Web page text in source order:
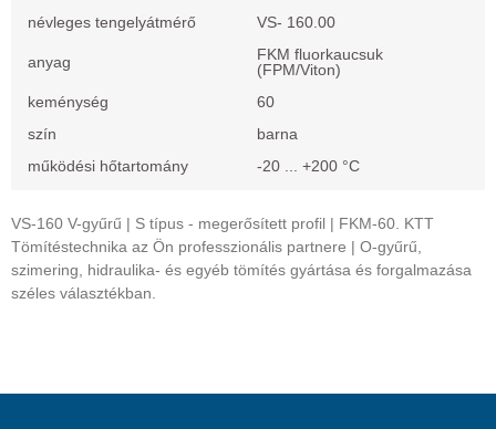
névleges tengelyátmérő
VS- 160.00
anyag
FKM fluorkaucsuk
(FPM/Viton)
keménység
60
szín
barna
működési hőtartomány
-20 ... +200 °C
VS-160 V-gyűrű | S típus - megerősített profil | FKM-60. KTT
Tömítéstechnika az Ön professzionális partnere | O-gyűrű,
szimering, hidraulika- és egyéb tömítés gyártása és forgalmazása
széles választékban.